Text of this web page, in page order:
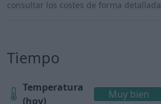
consultar los costes de forma detallada
Tiempo
Temperatura
(hoy)
Muy bien